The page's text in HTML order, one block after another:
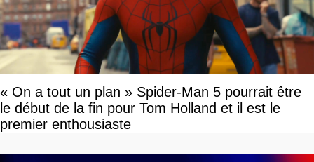
« On a tout un plan » Spider-Man 5 pourrait être
le début de la fin pour Tom Holland et il est le
premier enthousiaste